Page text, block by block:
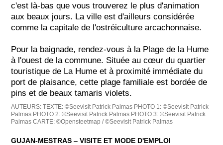
c'est là-bas que vous trouverez le plus d'animation
aux beaux jours. La ville est d'ailleurs considérée
comme la capitale de l'ostréiculture arcachonnaise.
Pour la baignade, rendez-vous à la Plage de la Hume
à l'ouest de la commune. Située au cœur du quartier
touristique de La Hume et à proximité immédiate du
port de plaisance, cette plage familiale est bordée de
pins et de beaux tamaris violets.
AUTEURS:TEXTE: ©Seevisit Patrick Palmas PHOTO 1: ©Seevisit Patrick
Palmas PHOTO 2: ©Seevisit Patrick Palmas PHOTO 3: ©Seevisit Patrick
Palmas CARTE: ©Opensteetmap / ©Seevisit Patrick Palmas
GUJAN-MESTRAS ‒ VISITE ET MODE D'EMPLOI